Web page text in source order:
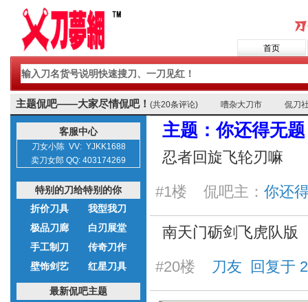
首页
主题侃吧——大家尽情侃吧！ (共20条评论) 嘈杂大刀市 侃刀
客服中心
刀女小陈 VV: YJKK1688
卖刀女郎 QQ: 403174269
特别的刀给特别的你
折价刀具
我型我刀
极品刀廊
白刃展堂
手工制刀
传奇刀作
壁饰剑艺
红星刀具
最新侃吧主题
主题：你还得无题
忍者回旋飞轮刃嘛
#1楼 侃吧主： 你还
南天门砺剑飞虎队版
#20楼 刀友 回复于